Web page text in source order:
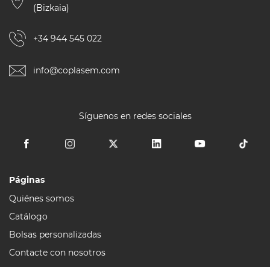
(Bizkaia)
+34 944 545 022
info@coplasem.com
Síguenos en redes sociales
Páginas
Quiénes somos
Catálogo
Bolsas personalizadas
Contacte con nosotros